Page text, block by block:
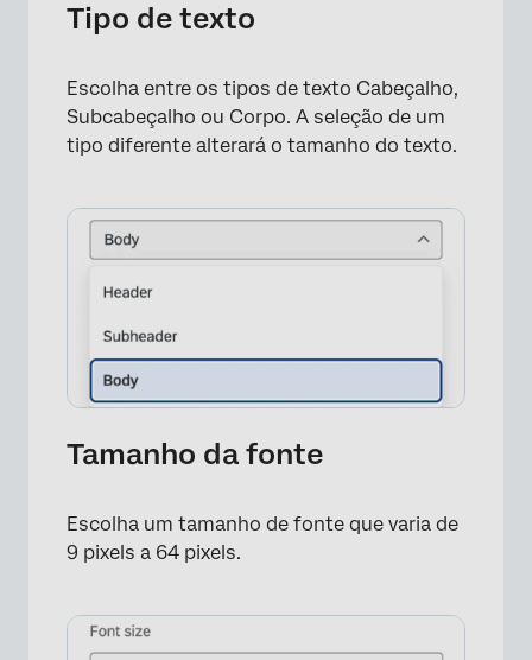
Tipo de texto
Escolha entre os tipos de texto Cabeçalho,
Subcabeçalho ou Corpo. A seleção de um
tipo diferente alterará o tamanho do texto.
Tamanho da fonte
Escolha um tamanho de fonte que varia de
9 pixels a 64 pixels.